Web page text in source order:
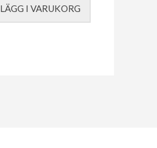
LÄGG I VARUKORG